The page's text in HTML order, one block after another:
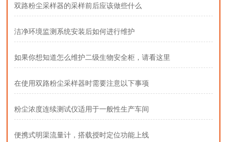
双路粉尘采样器的采样前后应该做些什么
洁净环境监测系统安装后如何进行维护
如果你想知道怎么维护二级生物安全柜，请看这里
在使用双路粉尘采样器时需要注意以下事项
粉尘浓度连续测试仪适用于一般性生产车间
便携式明渠流量计，搭载授时定位功能上线